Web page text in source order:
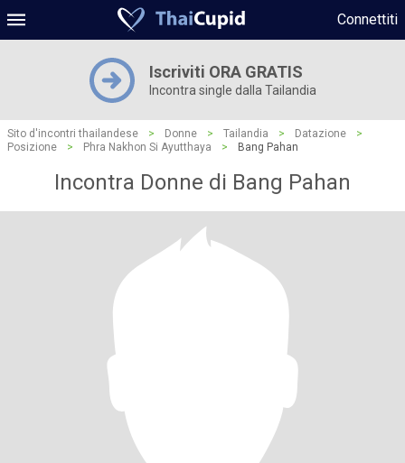
Connettiti
Iscriviti ORA GRATIS
Incontra single dalla Tailandia
Sito d'incontri thailandese > Donne > Tailandia > Datazione
>
Posizione
> Phra Nakhon Si Ayutthaya > Bang Pahan
Incontra Donne di Bang Pahan